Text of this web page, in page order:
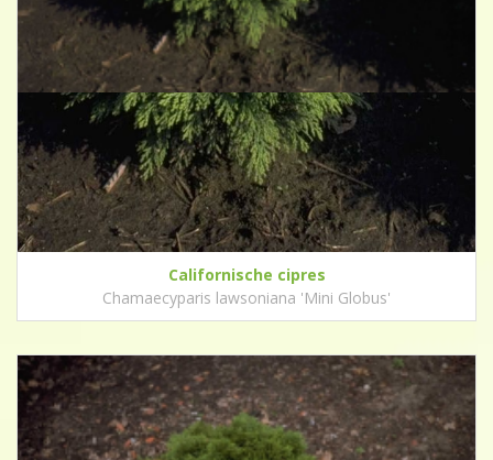
Californische cipres
Chamaecyparis lawsoniana 'Mini Globus'